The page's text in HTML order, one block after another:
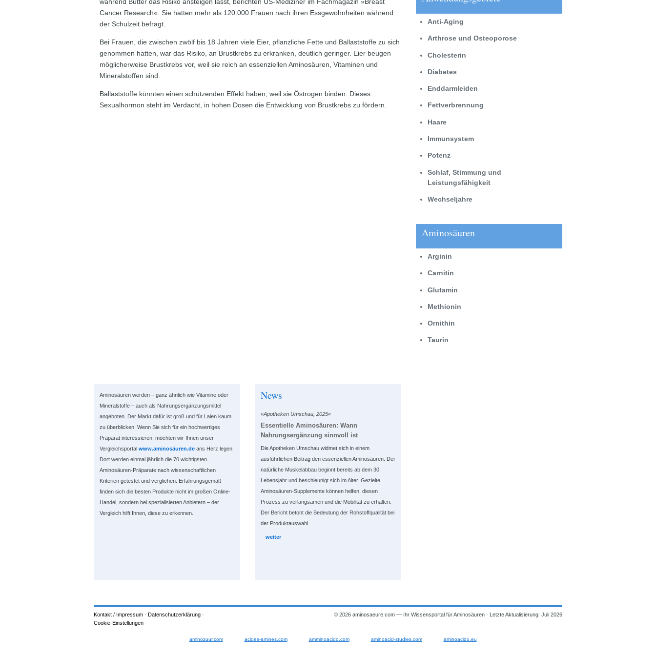
Cancer Research«. Sie hatten mehr als 120.000 Frauen nach ihren Essgewohnheiten während
der Schulzeit befragt.
Bei Frauen, die zwischen zwölf bis 18 Jahren viele Eier, pflanzliche Fette und Ballaststoffe zu sich
genommen hatten, war das Risiko, an Brustkrebs zu erkranken, deutlich geringer. Eier beugen
möglicherweise Brustkrebs vor, weil sie reich an essenziellen Aminosäuren, Vitaminen und
Mineralstoffen sind.
Ballaststoffe könnten einen schützenden Effekt haben, weil sie Östrogen binden. Dieses
Sexualhormon steht im Verdacht, in hohen Dosen die Entwicklung von Brustkrebs zu fördern.
Anti-Aging
Arthrose und Osteoporose
Cholesterin
Diabetes
Enddarmleiden
Fettverbrennung
Haare
Immunsystem
Potenz
Schlaf, Stimmung und
Leistungsfähigkeit
Wechseljahre
Aminosäuren
Arginin
Carnitin
Glutamin
Methionin
Ornithin
Taurin
Aminosäuren werden – ganz ähnlich wie Vitamine oder
Mineralstoffe – auch als Nahrungsergänzungsmittel
angeboten. Der Markt dafür ist groß und für Laien kaum
zu überblicken. Wenn Sie sich für ein hochwertiges
Präparat interessieren, möchten wir Ihnen unser
Vergleichsportal www.aminosäuren.de ans Herz legen.
Dort werden einmal jährlich die 70 wichtigsten
Aminosäuren-Präparate nach wissenschaftlichen
Kriterien getestet und verglichen. Erfahrungsgemäß
finden sich die besten Produkte nicht im großen Online-
Handel, sondern bei spezialisierten Anbietern – der
Vergleich hilft Ihnen, diese zu erkennen.
News
»Apotheken Umschau, 2025«
Essentielle Aminosäuren: Wann
Nahrungsergänzung sinnvoll ist
Die Apotheken Umschau widmet sich in einem
ausführlichen Beitrag den essenziellen Aminosäuren. Der
natürliche Muskelabbau beginnt bereits ab dem 30.
Lebensjahr und beschleunigt sich im Alter. Gezielte
Aminosäuren-Supplemente können helfen, diesen
Prozess zu verlangsamen und die Mobilität zu erhalten.
Der Bericht betont die Bedeutung der Rohstoffqualität bei
der Produktauswahl.
weiter
Kontakt / Impressum · Datenschutzerklärung ·
Cookie-Einstellungen
© 2026 aminosaeure.com — Ihr Wissensportal für Aminosäuren · Letzte Aktualisierung: Juli 2026
aminozuur.com acides-amines.com amminoacido.com aminoacid-studies.com aminoacido.eu